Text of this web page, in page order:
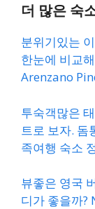
더 많은 숙
분위기있는
한눈에 비교
Arenzano
투숙객많은
트로 보자.
족여행 숙소
뷰좋은 영국
디가 좋을까